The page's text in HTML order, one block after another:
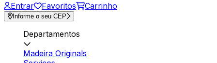
Entrar Favoritos Carrinho
Informe o seu CEP
Departamentos
Madeira Originals